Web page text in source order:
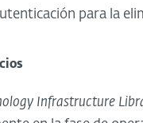
para la
Infrastructure